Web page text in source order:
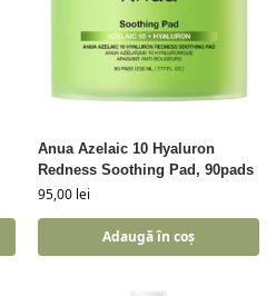
Anua Azelaic 10 Hyaluron
Redness Soothing Pad, 90pads
95,00 lei
Adaugă în coș